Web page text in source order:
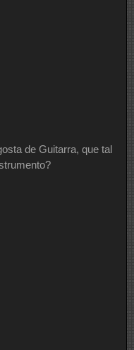
de Guitarra, que tal